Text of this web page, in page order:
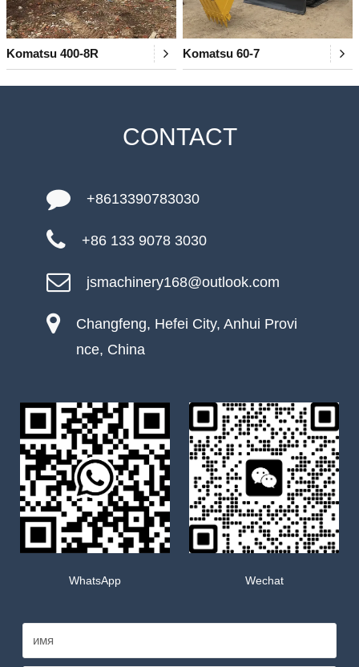
Komatsu 400-8R Komatsu 60-7
CONTACT
+8613390783030
+86 133 9078 3030
jsmachinery168@outlook.com
Changfeng, Hefei City, Anhui Provi
nce, China
WhatsApp Wechat